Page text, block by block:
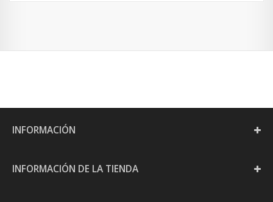
INFORMACIÓN
INFORMACIÓN DE LA TIENDA